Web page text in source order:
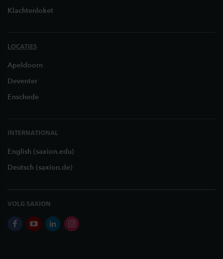
Klachtenloket
LOCATIES
Apeldoorn
Deventer
Enschede
INTERNATIONAL
English (saxion.edu)
Deutsch (saxion.de)
VOLG SAXION
facebookyoutubelinkedininstagram